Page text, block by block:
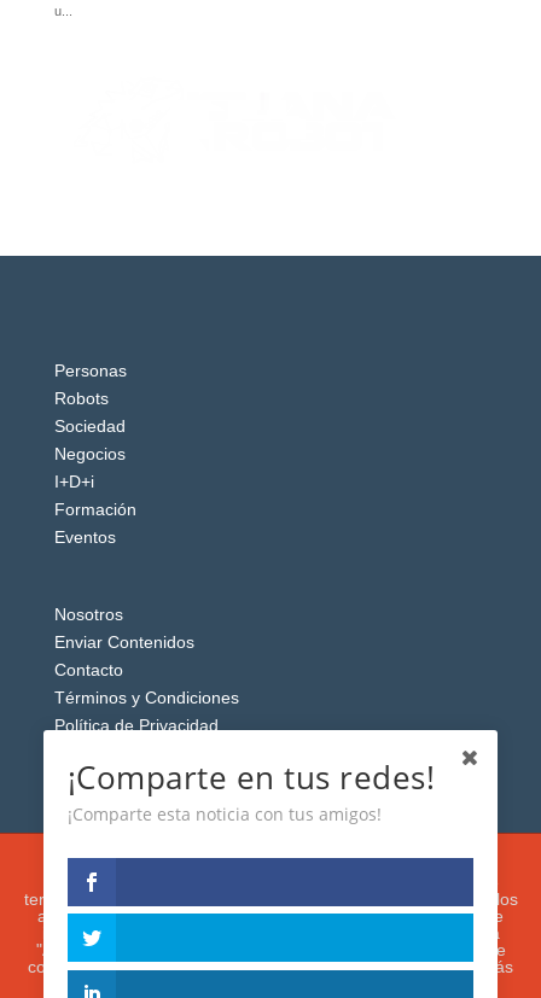
Personas
Robots
Sociedad
Negocios
I+D+i
Formación
Eventos
Nosotros
Enviar Contenidos
Contacto
Términos y Condiciones
Política de Privacidad
Esta web usa cookies analíticas y publicitarias (propias y de
terceros) para analizar el tráfico y personalizar el contenido y los
anuncios que le mostremos de acuerdo con su navegación e
intereses, buscando así mejorar su experiencia. Si presiona
"Aceptar" o continúa navegando, acepta su utilización. Puede
configurar o rechazar su uso presionando "Configuración". Más
¡Comparte en tus redes!
¡Comparte esta noticia con tus amigos!